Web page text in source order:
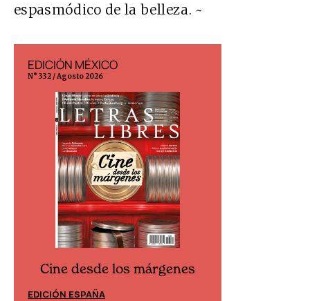
espasmódico de la belleza. ~
EDICIÓN MÉXICO
N° 332 / Agosto 2026
Cine desde los márgenes
EDICIÓN ESPAÑA